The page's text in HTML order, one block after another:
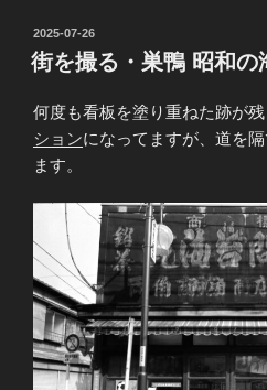
投
稿
日:
2025-07-26
街を撮る・巣鴨 昭和の
何度も看板を塗り重ねた跡が
ションになってますが、道を
ます。